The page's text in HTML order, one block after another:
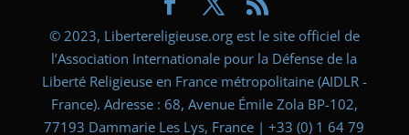
© 2023, Libertereligieuse.org est le site officiel de
l’Association Internationale pour la Défense de la
Liberté Religieuse en France métropolitaine (AIDLR -
France). Adresse : 68, Avenue Émile Zola BP-102,
77193 Dammarie Les Lys, France | +33 (0) 1 64 79